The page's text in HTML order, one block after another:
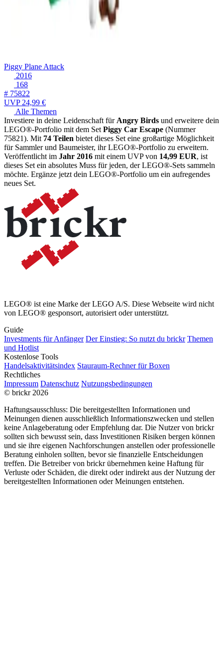
Piggy Plane Attack
2016
168
# 75822
UVP24,99 €
Alle Themen
Investiere in deine Leidenschaft für Angry Birds und erweitere dein
LEGO®-Portfolio mit dem Set Piggy Car Escape (Nummer
75821). Mit 74 Teilen bietet dieses Set eine großartige Möglichkeit
für Sammler und Baumeister, ihr LEGO®-Portfolio zu erweitern.
Veröffentlicht im Jahr 2016 mit einem UVP von 14,99 EUR, ist
dieses Set ein absolutes Muss für jeden, der LEGO®-Sets sammeln
möchte. Ergänze jetzt dein LEGO®-Portfolio um ein aufregendes
neues Set.
LEGO® ist eine Marke der LEGO A/S. Diese Webseite wird nicht
von LEGO® gesponsort, autorisiert oder unterstützt.
Guide
Investments für Anfänger Der Einstieg: So nutzt du brickr Themen
und Hotlist
Kostenlose Tools
Handelsaktivitätsindex Stauraum-Rechner für Boxen
Rechtliches
Impressum Datenschutz Nutzungsbedingungen
© brickr 2026
Haftungsausschluss: Die bereitgestellten Informationen und
Meinungen dienen ausschließlich Informationszwecken und stellen
keine Anlageberatung oder Empfehlung dar. Die Nutzer von brickr
sollten sich bewusst sein, dass Investitionen Risiken bergen können
und sie ihre eigenen Nachforschungen anstellen oder professionelle
Beratung einholen sollten, bevor sie finanzielle Entscheidungen
treffen. Die Betreiber von brickr übernehmen keine Haftung für
Verluste oder Schäden, die direkt oder indirekt aus der Nutzung der
bereitgestellten Informationen oder Meinungen entstehen.